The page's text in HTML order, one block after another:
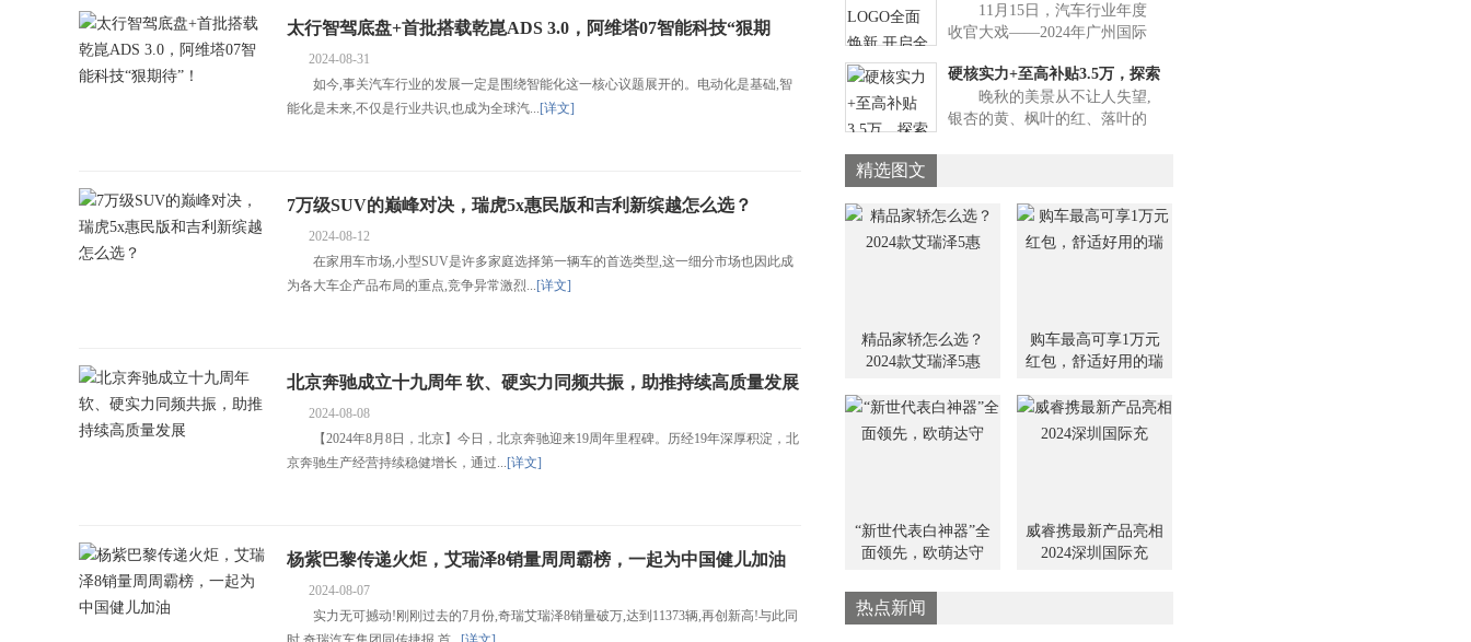
太行智驾底盘+首批搭载乾崑ADS 3.0，阿维塔07智能科技“狠期
待”！
2024-08-31
如今,事关汽车行业的发展一定是围绕智能化这一核心议题展开的。电动化是基础,智
能化是未来,不仅是行业共识,也成为全球汽...[详文]
7万级SUV的巅峰对决，瑞虎5x惠民版和吉利新缤越怎么选？
2024-08-12
在家用车市场,小型SUV是许多家庭选择第一辆车的首选类型,这一细分市场也因此成
为各大车企产品布局的重点,竞争异常激烈...[详文]
北京奔驰成立十九周年 软、硬实力同频共振，助推持续高质量发展
2024-08-08
【2024年8月8日，北京】今日，北京奔驰迎来19周年里程碑。历经19年深厚积淀，北
京奔驰生产经营持续稳健增长，通过...[详文]
杨紫巴黎传递火炬，艾瑞泽8销量周周霸榜，一起为中国健儿加油
2024-08-07
实力无可撼动!刚刚过去的7月份,奇瑞艾瑞泽8销量破万,达到11373辆,再创新高!与此同
闪充时
11月15日，汽车行业年度
收官大戏——2024年广州国际
在品牌LOGO全面焕新后首秀A
硬核实力+至高补贴3.5万，探索
晚秋的美景从不让人失望,
银杏的黄、枫叶的红、落叶的
精选图文
精品家轿怎么选？
2024款艾瑞泽5惠
购车最高可享1万元
红包，舒适好用的瑞
“新世代表白神器”全
面领先，欧萌达守
威睿携最新产品亮相
2024深圳国际充
热点新闻